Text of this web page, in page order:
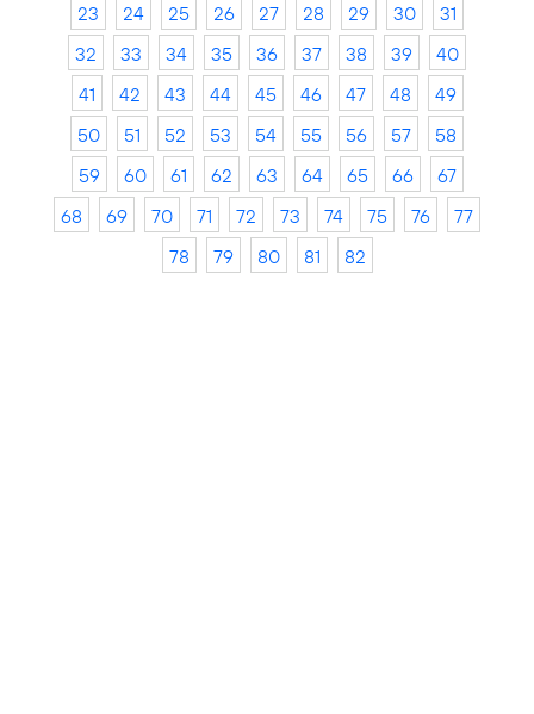
23
24 25 26 27 28 29 30
31
32
33 34 35 36 37 38 39
40
41
42 43 44 45 46 47 48
49
50
51 52 53 54 55 56 57
58
59
60 61 62 63 64 65 66
67
68
69 70 71 72 73 74 75 76
77
78
79 80 81 82